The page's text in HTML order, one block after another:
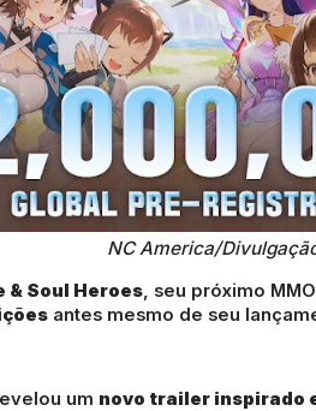
NC America/
& Soul Heroes, seu próximo
antes mesmo de seu
um novo trailer inspirado